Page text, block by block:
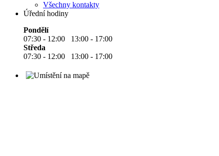
Všechny kontakty
Úřední hodiny
Pondělí
07:30 - 12:00 13:00 - 17:00
Středa
07:30 - 12:00 13:00 - 17:00